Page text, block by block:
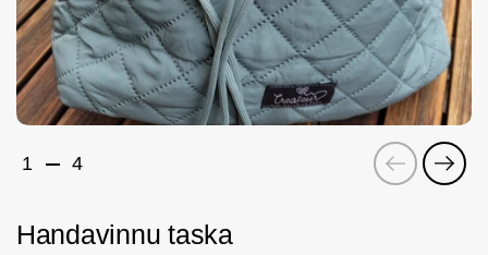
Fyrri
1 4
Handavinnu taska